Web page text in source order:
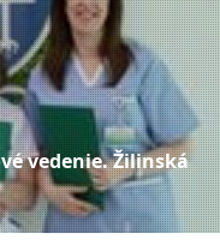
vedenie. Žilinská